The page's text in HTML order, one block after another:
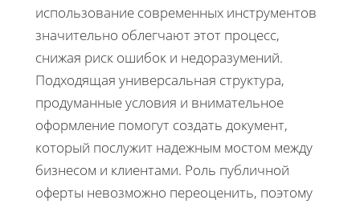
использование современных инструментов
значительно облегчают этот процесс,
снижая риск ошибок и недоразумений.
Подходящая универсальная структура,
продуманные условия и внимательное
оформление помогут создать документ,
который послужит надежным мостом между
бизнесом и клиентами. Роль публичной
оферты невозможно переоценить, поэтому